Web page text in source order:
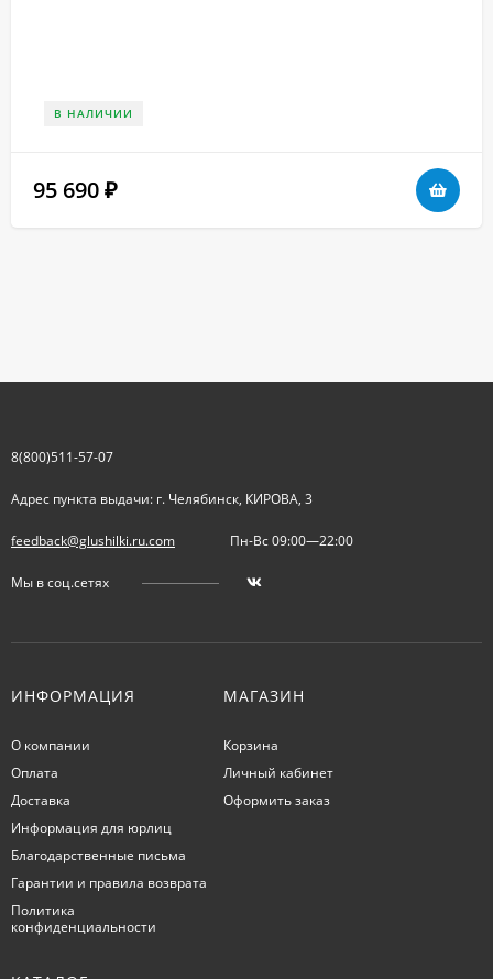
В НАЛИЧИИ
95 690 ₽
8(800)511-57-07
Адрес пункта выдачи: г. Челябинск, КИРОВА, 3
feedback@glushilki.ru.com Пн-Вс 09:00—22:00
Мы в соц.сетях
ИНФОРМАЦИЯ
О компании
Оплата
Доставка
Информация для юрлиц
Благодарственные письма
Гарантии и правила возврата
Политика
конфиденциальности
МАГАЗИН
Корзина
Личный кабинет
Оформить заказ